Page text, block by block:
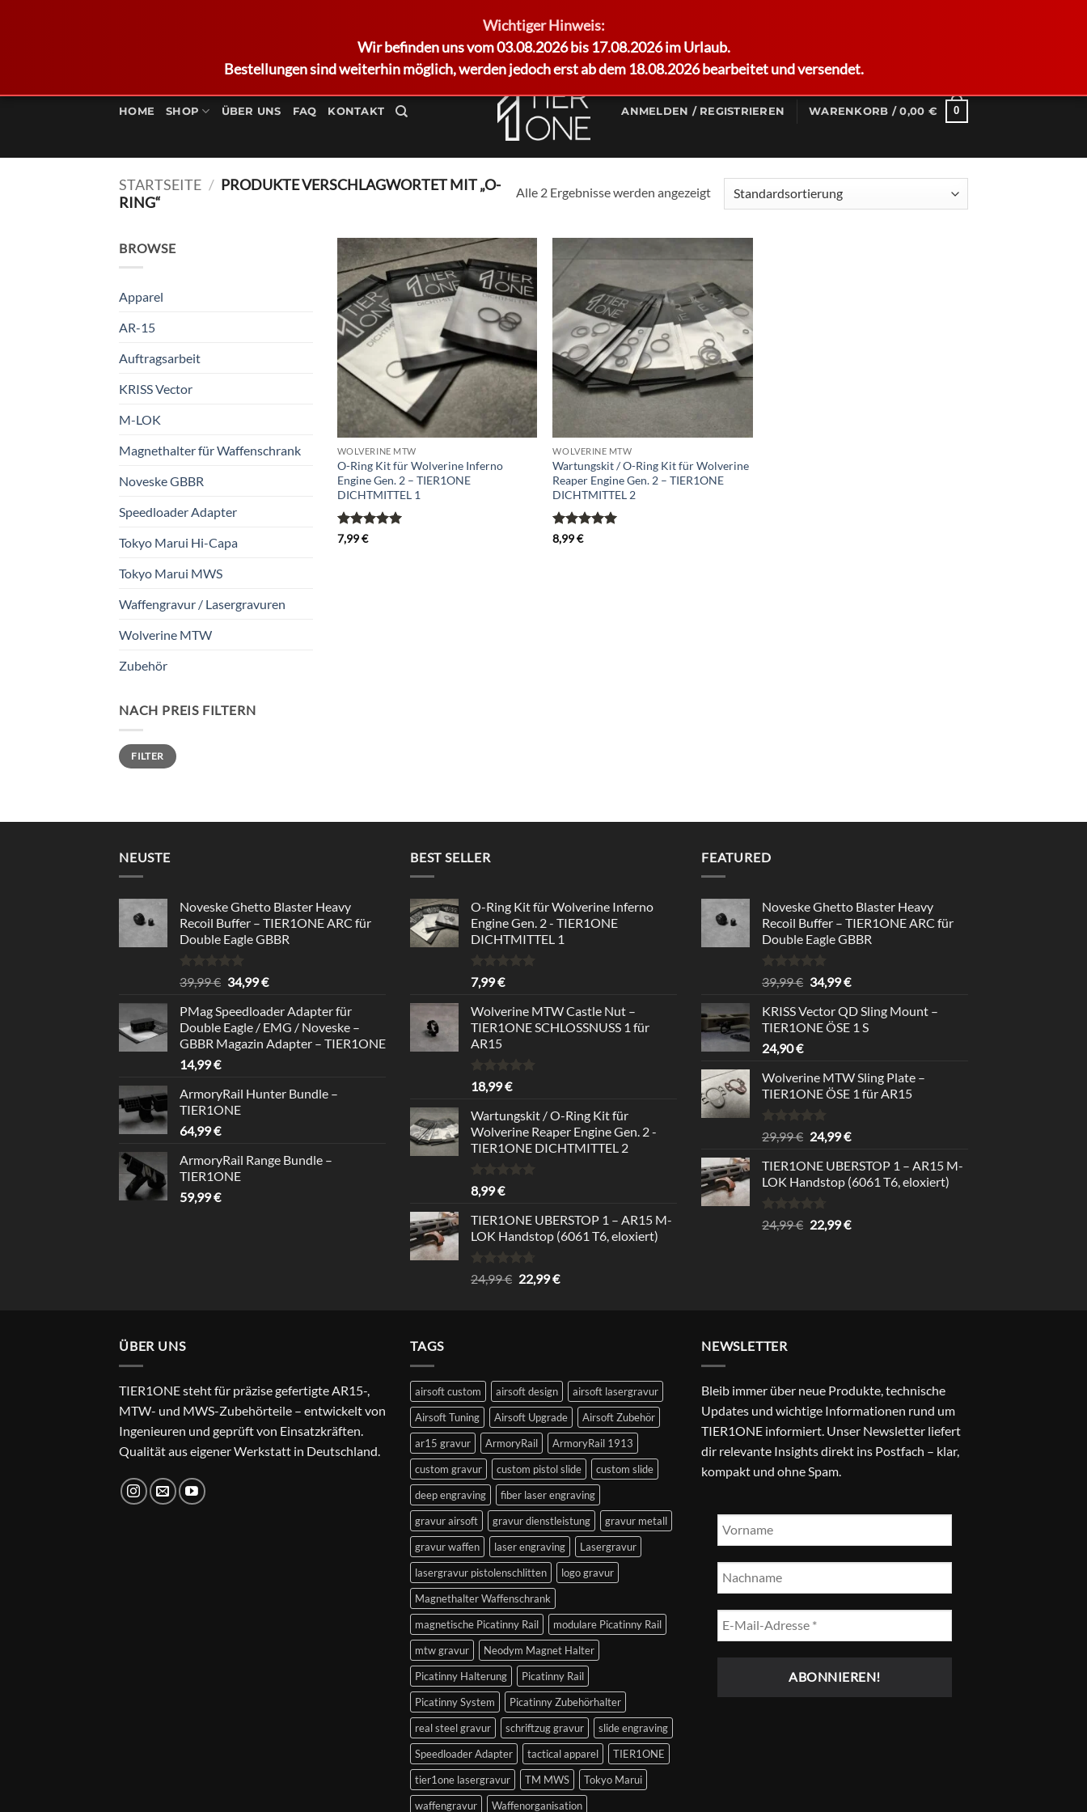
Wichtiger Hinweis:
Wir befinden uns vom 03.08.2026 bis 17.08.2026 im Urlaub.
Bestellungen sind weiterhin möglich, werden jedoch erst ab dem 18.08.2026 bearbeitet und versendet.
Inhalt
HOME SHOP ÜBER UNS FAQ KONTAKT ANMELDEN / REGISTRIEREN WARENKORB /0,00 € 0
STARTSEITE / PRODUKTE VERSCHLAGWORTET MIT „O-
RING“
Alle 2 Ergebnisse werden angezeigt
BROWSE
Apparel
AR-15
Auftragsarbeit
KRISS Vector
M-LOK
Magnethalter für Waffenschrank
Noveske GBBR
Speedloader Adapter
Tokyo Marui Hi-Capa
Tokyo Marui MWS
Waffengravur / Lasergravuren
Wolverine MTW
Zubehör
NACH PREIS FILTERN
Min.
Preis
Max.
PreisFILTER
Add to
wishlist
WOLVERINE MTW
O-Ring Kit für Wolverine Inferno
Engine Gen. 2 – TIER1ONE
DICHTMITTEL 1
Bewertet
7,99€
Add to
wishlist
WOLVERINE MTW
Wartungskit / O-Ring Kit für Wolverine
Reaper Engine Gen. 2 – TIER1ONE
DICHTMITTEL 2
Bewertet
8,99€
NEUSTE
Noveske Ghetto Blaster Heavy
Recoil Buffer – TIER1ONE ARC für
Double Eagle GBBR
Rated5.00
out of 5
39,99€ Original
was:
39,99 €.
34,99€Current
is:
34,99 €.
PMag Speedloader Adapter für
Double Eagle / EMG / Noveske –
GBBR Magazin Adapter – TIER1ONE
14,99€
ArmoryRail Hunter Bundle –
TIER1ONE
64,99€
ArmoryRail Range Bundle –
TIER1ONE
59,99€
BEST SELLER
O-Ring Kit für Wolverine Inferno
Engine Gen. 2 - TIER1ONE
DICHTMITTEL 1
Rated
out of 5
7,99€
Wolverine MTW Castle Nut –
TIER1ONE SCHLOSSNUSS 1 für
AR15
Rated5.00
out of 5
18,99€
Wartungskit / O-Ring Kit für
Wolverine Reaper Engine Gen. 2 -
TIER1ONE DICHTMITTEL 2
Rated
out of 5
8,99€
TIER1ONE UBERSTOP 1 – AR15 M-
LOK Handstop (6061 T6, eloxiert)
Rated4.67
out of 5
24,99€ Original
22,99€Current
FEATURED
Noveske Ghetto Blaster Heavy
Recoil Buffer – TIER1ONE ARC für
Double Eagle GBBR
Rated5.00
out of 5
39,99€ Original
was:
39,99 €.
34,99€Current
is:
34,99 €.
KRISS Vector QD Sling Mount –
TIER1ONE ÖSE 1 S
24,90€
Wolverine MTW Sling Plate –
TIER1ONE ÖSE 1 für AR15
Rated5.00
out of 5
29,99€ Original
was:
29,99 €.
24,99€Current
is:
24,99 €.
TIER1ONE UBERSTOP 1 – AR15 M-
LOK Handstop (6061 T6, eloxiert)
Rated4.67
out of 5
24,99€ Original
22,99€Current
ÜBER UNS
TIER1ONE steht für präzise gefertigte AR15-,
MTW- und MWS-Zubehörteile – entwickelt von
Ingenieuren und geprüft von Einsatzkräften.
Qualität aus eigener Werkstatt in Deutschland.
TAGS
airsoft custom airsoft design
airsoft lasergravur
Airsoft Tuning
Airsoft Upgrade
Airsoft Zubehör
ar15 gravur
ArmoryRail
ArmoryRail 1913
custom gravur
custom pistol slide
custom slide
deep engraving
fiber laser engraving
gravur airsoft
gravur dienstleistung
gravur metall
gravur waffen
laser engraving
Lasergravur
lasergravur pistolenschlitten
logo gravur
Magnethalter Waffenschrank
magnetische Picatinny Rail
modulare Picatinny Rail
mtw gravur
Neodym Magnet Halter
Picatinny Halterung
Picatinny Rail
Picatinny System
Picatinny Zubehörhalter
real steel gravur
schriftzug gravur
slide engraving
Speedloader Adapter
tactical apparel
TIER1ONE
tier1one lasergravur
TM MWS
Tokyo Marui
waffengravur
Waffenorganisation
NEWSLETTER
Bleib immer über neue Produkte, technische
Updates und wichtige Informationen rund um
TIER1ONE informiert. Unser Newsletter liefert
dir relevante Insights direkt ins Postfach – klar,
kompakt und ohne Spam.